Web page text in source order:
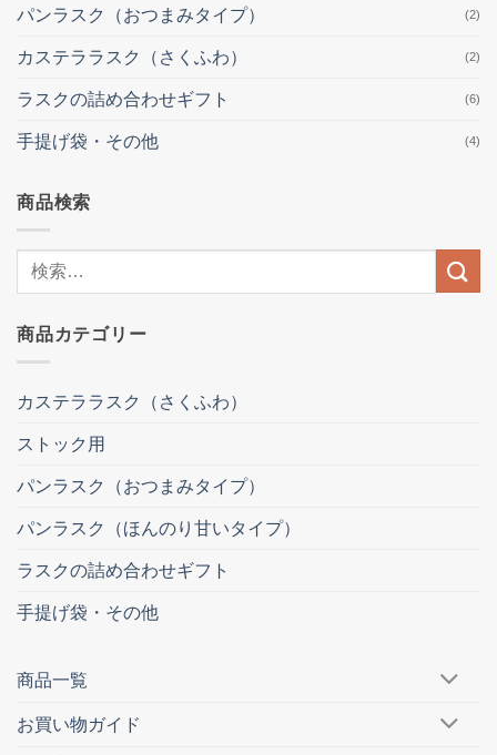
パンラスク（おつまみタイプ） (2)
カステララスク（さくふわ） (2)
ラスクの詰め合わせギフト (6)
手提げ袋・その他 (4)
商品検索
果:
商品カテゴリー
カステララスク（さくふわ）
ストック用
パンラスク（おつまみタイプ）
パンラスク（ほんのり甘いタイプ）
ラスクの詰め合わせギフト
手提げ袋・その他
商品一覧
お買い物ガイド